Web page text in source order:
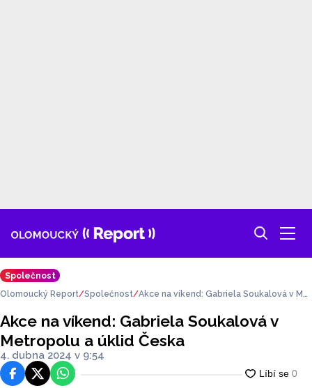
Společnost
Olomoucký Report Společnost Akce na víkend: Gabriela Soukalová v Met
Akce na víkend: Gabriela Soukalová v
Metropolu a úklid Česka
4. dubna 2024 v 9:54
FacebookPlatforma X
WhatsApp